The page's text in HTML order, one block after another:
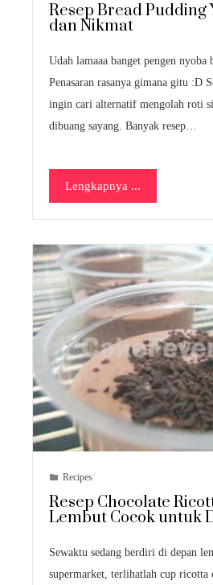
Resep Bread Pudding
dan Nikmat
Udah lamaaa banget pengen
Penasaran rasanya gimana gitu :D
ingin cari alternatif mengolah roti
dibuang sayang. Banyak resep…
Lengkapnya ...
Recipes
Resep Chocolate
Lembut Cocok untuk
Sewaktu sedang berdiri di depan
supermarket, terlihatlah cup ricotta